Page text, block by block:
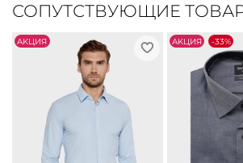
СОПУТСТВУЮЩИЕ
АKЦИЯ АKЦИЯ -33%